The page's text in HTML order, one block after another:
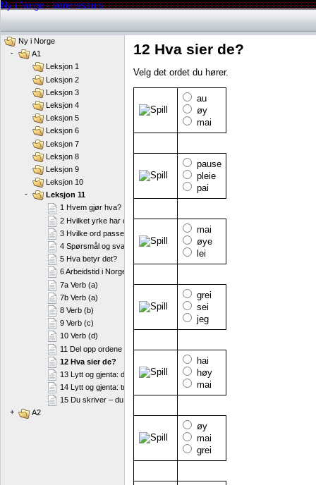
Ny i Norge - lærerressurs
12 Hva sier de?
Velg det ordet du hører.
au
øy
mai
pause
pleie
pai
mai
øye
lei
grei
sei
jeg
hai
høy
mai
øy
mai
grei
Ny i Norge
-
A1
Leksjon 1
Leksjon 2
Leksjon 3
Leksjon 4
Leksjon 5
Leksjon 6
Leksjon 7
Leksjon 8
Leksjon 9
Leksjon 10
-
Leksjon 11
1 Hvem gjør hva?
2 Hvilket yrke har de?
3 Hvilke ord passer til yrkene?
4 Spørsmål og svar
5 Hva betyr det?
6 Arbeidstid i Norge
7a Verb (a)
7b Verb (a)
8 Verb (b)
9 Verb (c)
10 Verb (d)
11 Del opp ordene
12 Hva sier de?
13 Lytt og gjenta: diftonger
14 Lytt og gjenta: trykk
15 Du skriver – du sier
+
A2